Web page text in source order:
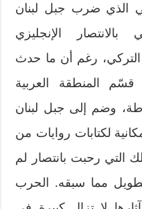
الذي ضرب جبل لبنان
الإنجليزي
التركي، رغم أن ما حدث
قسّم المنطقة العربية
وضم إلى جبل لبنان
لكتابات روايات من
التي رحبت بانتصار لم
مما سبقه. الحرب